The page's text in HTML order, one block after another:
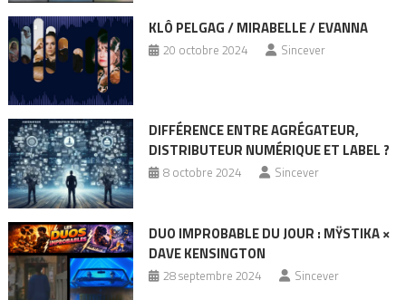
KLÔ PELGAG / MIRABELLE / EVANNA
20 octobre 2024 Sincever
DIFFÉRENCE ENTRE AGRÉGATEUR,
DISTRIBUTEUR NUMÉRIQUE ET LABEL ?
8 octobre 2024 Sincever
DUO IMPROBABLE DU JOUR : MŸSTIKA ×
DAVE KENSINGTON
28 septembre 2024 Sincever